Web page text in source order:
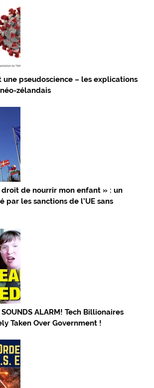
une pseudoscience – les explications
zélandais
droit de nourrir mon enfant » : un
par les sanctions de l’UE sans
ALARM! Tech Billionaires
Taken Over Government !